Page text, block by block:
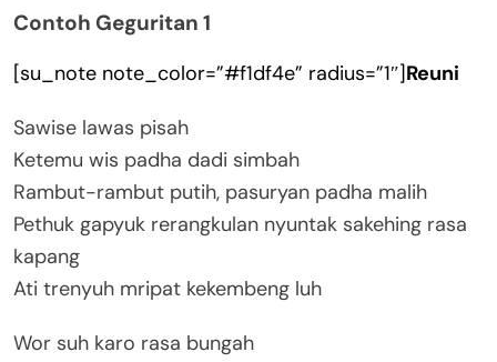
Contoh Geguritan 1
[su_note note_color=”#f1df4e” radius=”1″]Reuni
Sawise lawas pisah
Ketemu wis padha dadi simbah
Rambut-rambut putih, pasuryan padha malih
Pethuk gapyuk rerangkulan nyuntak sakehing rasa
kapang
Ati trenyuh mripat kekembeng luh
Wor suh karo rasa bungah